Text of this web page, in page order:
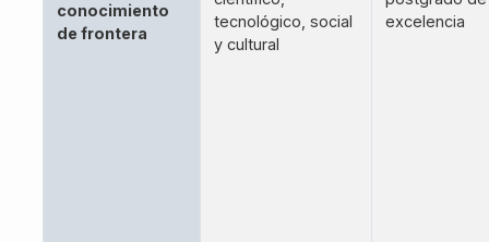
conocimiento
de frontera
tecnológico, social
y cultural
excelencia